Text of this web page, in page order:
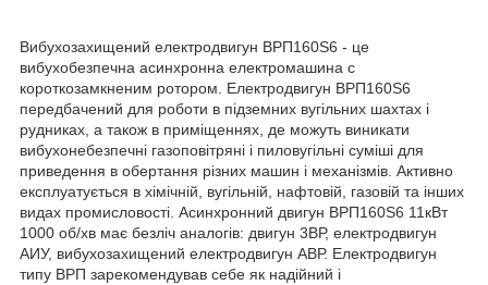
Вибухозахищений електродвигун ВРП160Ѕ6 - це
вибухобезпечна асинхронна електромашина c
короткозамкненим ротором. Електродвигун ВРП160Ѕ6
передбачений для роботи в підземних вугільних шахтах і
рудниках, а також в приміщеннях, де можуть виникати
вибухонебезпечні газоповітряні і пиловугільні суміші для
приведення в обертання різних машин і механізмів. Активно
експлуатується в хімічній, вугільній, нафтовій, газовій та інших
видах промисловості. Асинхронний двигун ВРП160Ѕ6 11кВт
1000 об/хв має безліч аналогів: двигун 3ВР, електродвигун
АИУ, вибухозахищений електродвигун АВР. Електродвигун
типу ВРП зарекомендував себе як надійний і